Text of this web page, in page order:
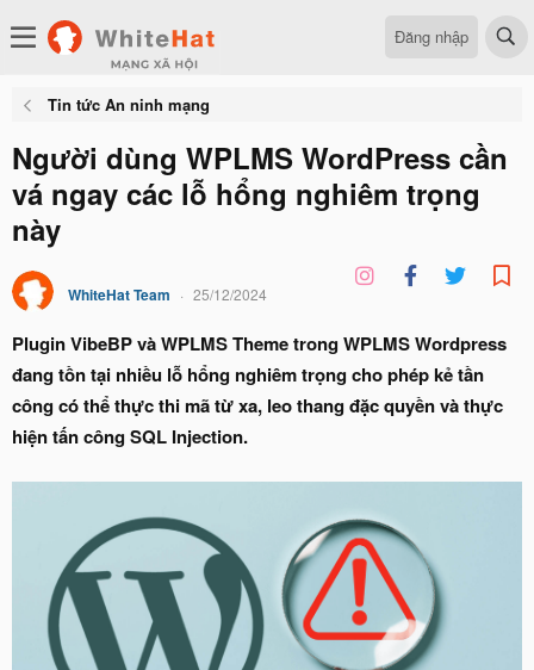
Đăng nhập
Tin tức An ninh mạng
Người dùng WPLMS WordPress cần
vá ngay các lỗ hổng nghiêm trọng
này
WhiteHat Team 25/12/2024
Plugin VibeBP và WPLMS Theme trong WPLMS Wordpress
đang tồn tại nhiều lỗ hổng nghiêm trọng cho phép kẻ tần
công có thể thực thi mã từ xa, leo thang đặc quyền và thực
hiện tấn công SQL Injection.